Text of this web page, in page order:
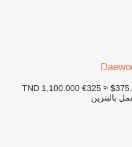
€325 ≈
بالبنزين